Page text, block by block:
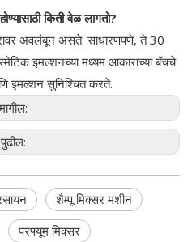
किती वेळ लागतो?
अवलंबून असते. साधारणपणे, ते 30
इमल्शनच्या मध्यम आकाराच्या बॅचचे
इमल्शन सुनिश्चित करते.
पुढील:
शैम्पू मिक्सर मशीन
परफ्यूम मिक्सर